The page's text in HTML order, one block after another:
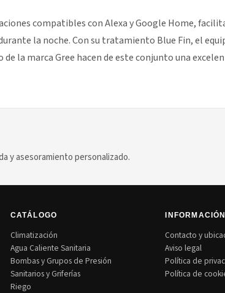
compatibles con Alexa y Google Home,
la noche. Con su tratamiento Blue Fin, el
la marca Gree hacen de este conjunto una
y asesoramiento personalizado.
CATÁLOGO
Climatización
Agua Caliente Sanitaria
Bombas y Grupos de Presión
Sanitarios y Griferías
Riego
INFORMACIÓN
Contacto y
Aviso legal
Política de
Política de